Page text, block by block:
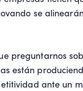
se
preguntarnos
están
ante un